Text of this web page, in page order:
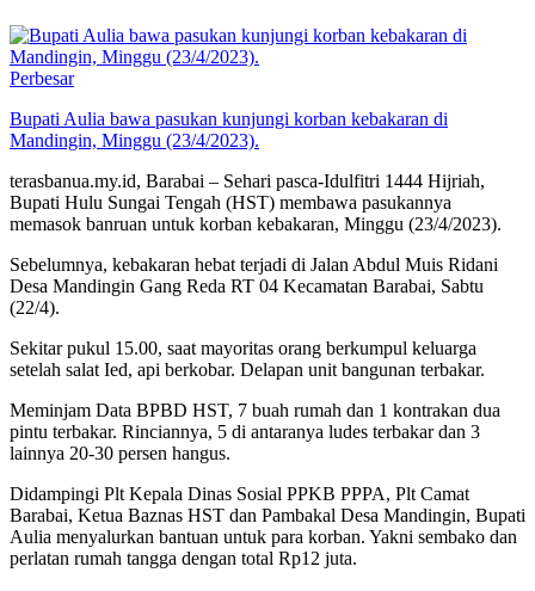
Perbesar
Bupati Aulia bawa pasukan kunjungi korban kebakaran di
Mandingin, Minggu (23/4/2023).
terasbanua.my.id, Barabai – Sehari pasca-Idulfitri 1444 Hijriah,
Bupati Hulu Sungai Tengah (HST) membawa pasukannya
memasok banruan untuk korban kebakaran, Minggu (23/4/2023).
Sebelumnya, kebakaran hebat terjadi di Jalan Abdul Muis Ridani
Desa Mandingin Gang Reda RT 04 Kecamatan Barabai, Sabtu
(22/4).
Sekitar pukul 15.00, saat mayoritas orang berkumpul keluarga
setelah salat Ied, api berkobar. Delapan unit bangunan terbakar.
Meminjam Data BPBD HST, 7 buah rumah dan 1 kontrakan dua
pintu terbakar. Rinciannya, 5 di antaranya ludes terbakar dan 3
lainnya 20-30 persen hangus.
Didampingi Plt Kepala Dinas Sosial PPKB PPPA, Plt Camat
Barabai, Ketua Baznas HST dan Pambakal Desa Mandingin, Bupati
Aulia menyalurkan bantuan untuk para korban. Yakni sembako dan
perlatan rumah tangga dengan total Rp12 juta.